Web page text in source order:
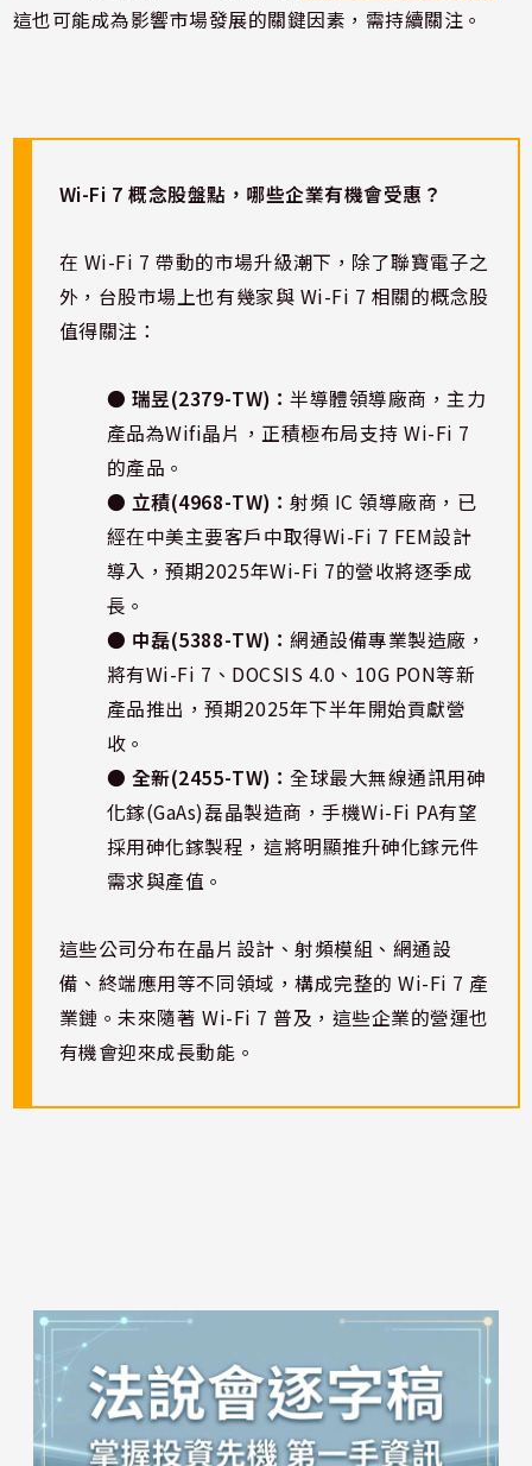
這也可能成為影響市場發展的關鍵因素，需持續關注。
Wi-Fi 7 概念股盤點，哪些企業有機會受惠？
在 Wi-Fi 7 帶動的市場升級潮下，除了聯寶電子之
外，台股市場上也有幾家與 Wi-Fi 7 相關的概念股
值得關注：
● 瑞昱(2379-TW)：半導體領導廠商，主力
產品為Wifi晶片，正積極布局支持 Wi-Fi 7
的產品。
● 立積(4968-TW)：射頻 IC 領導廠商，已
經在中美主要客戶中取得Wi-Fi 7 FEM設計
導入，預期2025年Wi-Fi 7的營收將逐季成
長。
● 中磊(5388-TW)：網通設備專業製造廠，
將有Wi-Fi 7、DOCSIS 4.0、10G PON等新
產品推出，預期2025年下半年開始貢獻營
收。
● 全新(2455-TW)：全球最大無線通訊用砷
化鎵(GaAs)磊晶製造商，手機Wi-Fi PA有望
採用砷化鎵製程，這將明顯推升砷化鎵元件
需求與產值。
這些公司分布在晶片設計、射頻模組、網通設
備、終端應用等不同領域，構成完整的 Wi-Fi 7 產
業鏈。未來隨著 Wi-Fi 7 普及，這些企業的營運也
有機會迎來成長動能。